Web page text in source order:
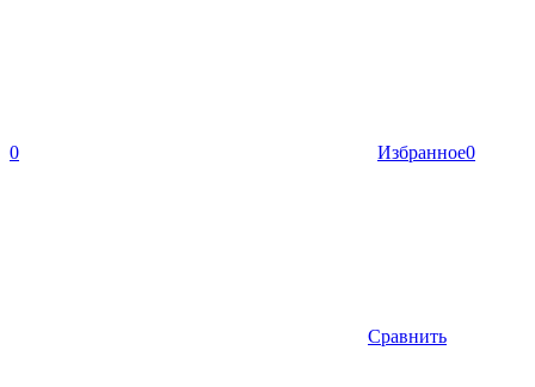
0 Избранное0
Сравнить